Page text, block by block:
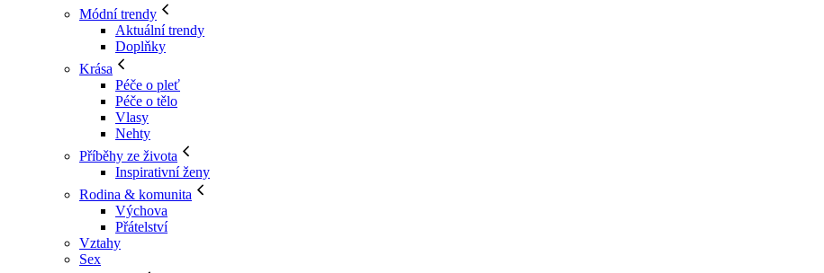
Módní trendy
Aktuální trendy
Doplňky
Krása
Péče o pleť
Péče o tělo
Vlasy
Nehty
Příběhy ze života
Inspirativní ženy
Rodina & komunita
Výchova
Přátelství
Vztahy
Sex